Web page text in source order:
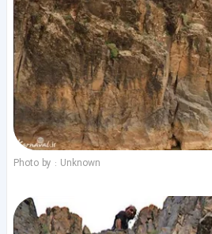
Photo by : Unknown